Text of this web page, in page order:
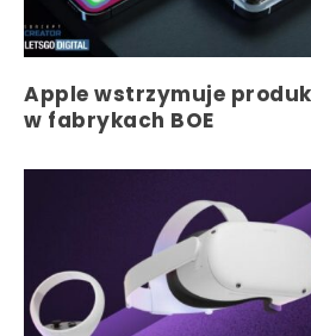
Apple wstrzymuje
w fabrykach BOE